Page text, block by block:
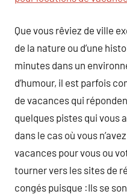
Que vous rêviez de ville
de la nature ou d’une
minutes dans un
d’humour, il est parfois
de vacances qui
quelques pistes qui vous
dans le cas où vous
vacances pour vous ou
tourner vers les sites de
congés puisque :Ils se